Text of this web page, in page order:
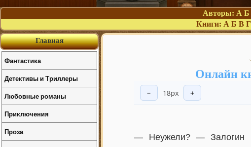
Авторы: А Б
Книги: А Б В Г
Онлайн
− 18px +
— Неужели? — Залогин
Главная
Фантастика
Детективы и Триллеры
Любовные романы
Приключения
Проза